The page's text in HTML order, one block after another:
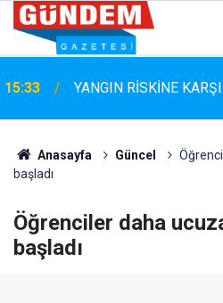
15:06
Marmaris
Mustafa Çolakoğlu ile
Anasayfa Güncel
başladı
Öğrenciler daha
başladı